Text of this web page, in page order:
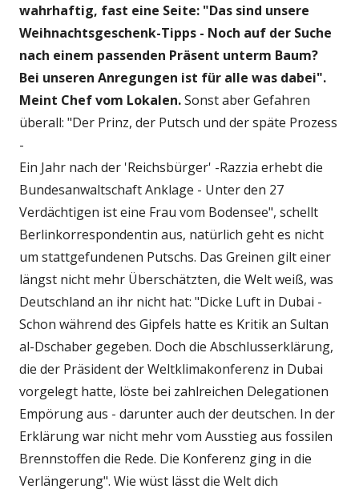
wahrhaftig, fast eine Seite: "Das sind unsere
Weihnachtsgeschenk-Tipps - Noch auf der Suche
nach einem passenden Präsent unterm Baum?
Bei unseren Anregungen ist für alle was dabei".
Meint Chef vom Lokalen.Sonst aber Gefahren
überall: "Der Prinz, der Putsch und der späte Prozess
-
Ein Jahr nach der 'Reichsbürger' -Razzia erhebt die
Bundesanwaltschaft Anklage - Unter den 27
Verdächtigen ist eine Frau vom Bodensee", schellt
Berlinkorrespondentin aus, natürlich geht es nicht
um stattgefundenen Putschs. Das Greinen gilt einer
längst nicht mehr Überschätzten, die Welt weiß, was
Deutschland an ihr nicht hat: "Dicke Luft in Dubai -
Schon während des Gipfels hatte es Kritik an Sultan
al-Dschaber gegeben. Doch die Abschlusserklärung,
die der Präsident der Weltklimakonferenz in Dubai
vorgelegt hatte, löste bei zahlreichen Delegationen
Empörung aus - darunter auch der deutschen. In der
Erklärung war nicht mehr vom Ausstieg aus fossilen
Brennstoffen die Rede. Die Konferenz ging in die
Verlängerung". Wie wüst lässt die Welt dich